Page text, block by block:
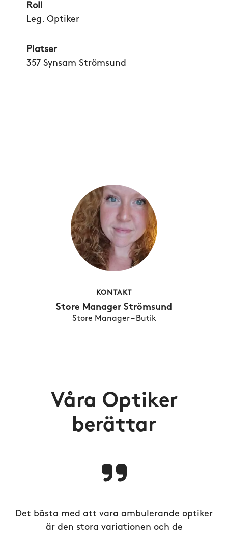
Roll
Leg. Optiker
Platser
357 Synsam Strömsund
KONTAKT
Store Manager Strömsund
Store Manager – Butik
Våra Optiker
berättar
Det bästa med att vara ambulerande optiker
är den stora variationen och de